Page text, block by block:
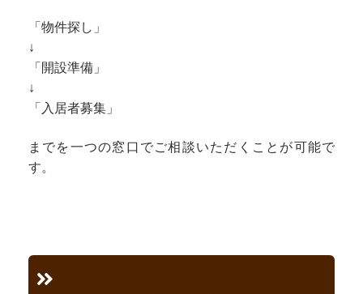
「物件探し」
↓
「開設準備」
↓
「入居者募集」
までを一つの窓口でご相談いただくことが可能で
す。